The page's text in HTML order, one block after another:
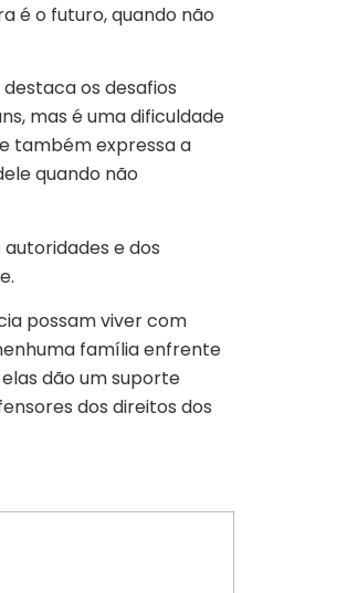
é o futuro, quando não
os desafios
mas é uma dificuldade
também expressa a
quando não
e dos
possam viver com
família enfrente
dão um suporte
dos direitos dos